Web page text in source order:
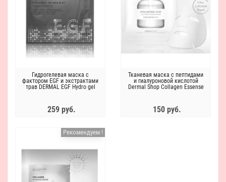
Гидрогелевая маска с
фактором EGF и экстрактами
трав DERMAL EGF Hydro gel
259 руб.
Тканевая маска c пептидами
и гиалуроновой кислотой
Dermal Shop Collagen Essense
150 руб.
Рекомендуем !